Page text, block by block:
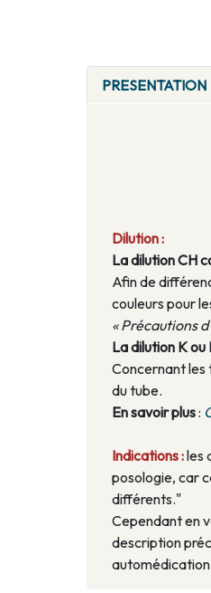
PRESENTATION
Dilution :
La dilution CH
Afin de
couleurs pour
« Précautions
La dilution K
Concernant les
du tube.
En savoir plus:
Indications :les
posologie, car
différents."
Cependant en
description